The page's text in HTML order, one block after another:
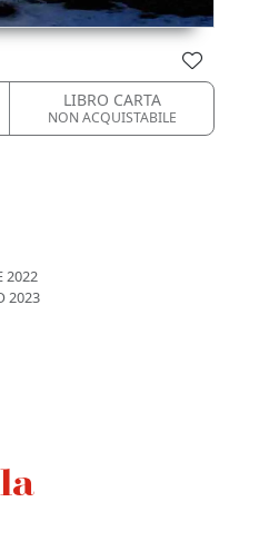
LIBRO CARTA
NON ACQUISTABILE
2022
2023